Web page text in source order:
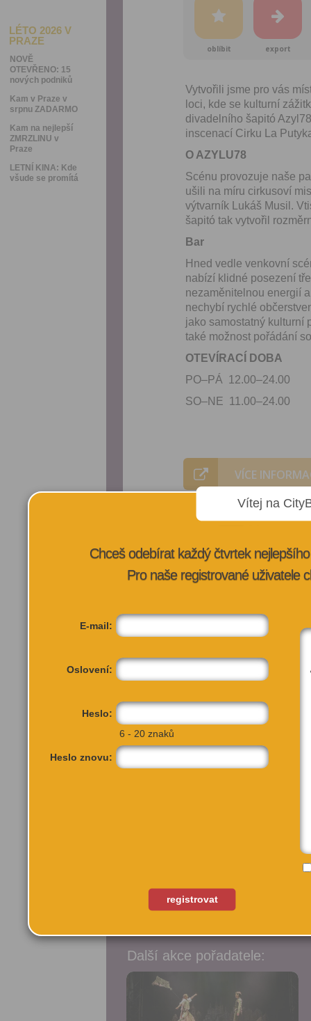
LÉTO 2026 V
PRAZE
NOVĚ
OTEVŘENO: 15
nových podniků
Kam v Praze v
srpnu ZADARMO
Kam na nejlepší
ZMRZLINU v
Praze
LETNÍ KINA: Kde
všude se promítá
oblíbit export
Vytvořili jsme pro vás
loci, kde se kulturní
divadelního šapitó
inscenací Cirku La
O AZYLU78
Scénu provozuje naše
ušili na míru cirkusoví
výtvarník Lukáš Musil.
šapitó tak vytvořil
Bar
Hned vedle venkovní
nabízí klidné posezení
nezaměnitelnou energií
nechybí rychlé
jako samostatný kulturní
také možnost pořádání
OTEVÍRACÍ DOBA
PO–PÁ 12.00–24.00
SO–NE 11.00–24.00
VÍCE
Praha 7, 17000
Další akce pořadatele:
Přidat do
oblíbených
Přidat do
oblíbených
Vítej na
Chceš odebírat každý čtvrtek
Pro naše registrované uživatele
E-mail:
Oslovení:
Heslo:
6 - 20 znaků
Heslo znovu:
registrovat